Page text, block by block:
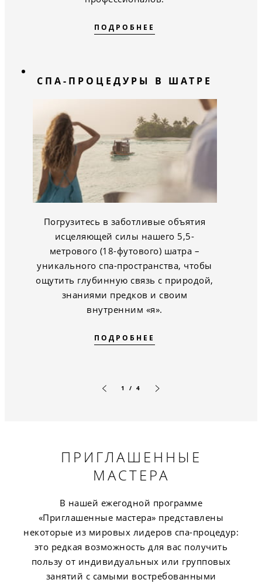
ПОДРОБНЕЕ
СПА-ПРОЦЕДУРЫ В ШАТРЕ
Погрузитесь в заботливые объятия
исцеляющей силы нашего 5,5-
метрового (18-футового) шатра –
уникального спа-пространства, чтобы
ощутить глубинную связь с природой,
знаниями предков и своим
внутренним «я».
ПОДРОБНЕЕ
1 / 4
ПРИГЛАШЕННЫЕ
МАСТЕРА
В нашей ежегодной программе
«Приглашенные мастера» представлены
некоторые из мировых лидеров спа-процедур:
это редкая возможность для вас получить
пользу от индивидуальных или групповых
занятий с самыми востребованными